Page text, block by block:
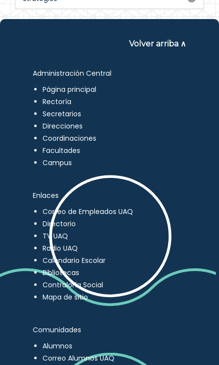
Volver arriba ∧
Administración Central
Página principal
Rectoría
Secretarios
Direcciones
Coordinaciones
Facultades
Campus
Enlaces
Correo de Empleados UAQ
Directorio
TV UAQ
Radio UAQ
Calendario Escolar
Bibliotecas
Contraloría Social
Mapa de sitio
Comunidades
Alumnos
Correo Alumnos UAQ